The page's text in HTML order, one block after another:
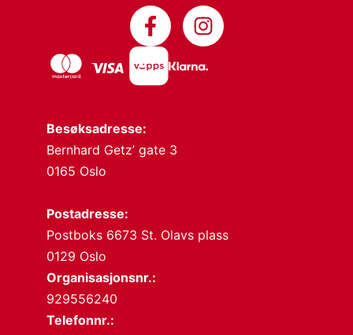
Besøksadresse:
Bernhard Getz’ gate 3
0165 Oslo
Postadresse:
Postboks 6673 St. Olavs plass
0129 Oslo
Organisasjonsnr.:
929556240
Telefonnr.: